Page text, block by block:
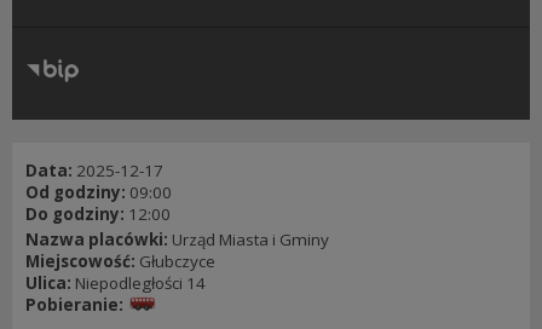
RODO
Klauzule informacyjne
Data: 2025-12-17
Od godziny: 09:00
Do godziny: 12:00
Nazwa placówki: Urząd Miasta i Gminy
Miejscowość: Głubczyce
Ulica: Niepodległości 14
Pobieranie: